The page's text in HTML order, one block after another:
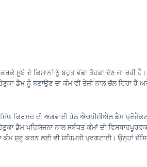
ਸੂਬੇ ਦੇ ਕਿਸਾਨਾਂ ਨੂੰ ਬਹੁਤ ਵੱਡਾ ਤੋਹਫ਼ਾ ਦੇਣ ਜਾ ਰਹੀ
ਡੈਮ ਨੂੰ ਬਣਾਉਣ ਦਾ ਕੰਮ ਵੀ ਤੇਜ਼ੀ ਨਾਲ ਚੱਲ ਰਿਹਾ ਹੈ
ਕਿਰਮਚ ਦੀ ਅਗਵਾਈ ਹੇਠ ਐਚਪੀਸੀਐਲ ਡੈਮ
ਡੈਮ ਪਰਿਯੋਜਨਾ ਨਾਲ ਸਬੰਧਤ ਕੰਮਾਂ ਦੀ
ਕੰਮ ਸ਼ੁਰੂ ਕਰਨ ਲਈ ਵੀ ਸਹਿਮਤੀ ਪ੍ਰਗਟਾਈ। ਉਨ੍ਹਾਂ